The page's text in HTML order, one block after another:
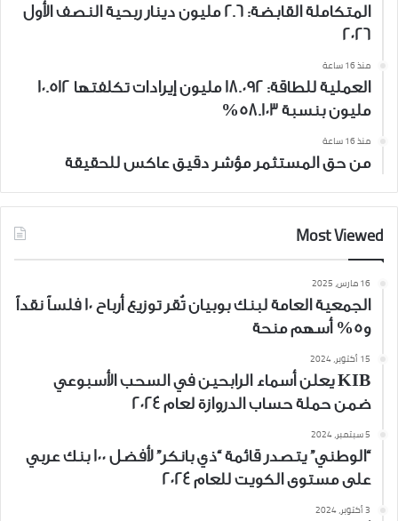
المتكاملة القابضة: 2.6 مليون دينار ربحية النصف الأول
2026
منذ 16 ساعة
العملية للطاقة: 18.092 مليون إيرادات تكلفتها 10.512
مليون بنسبة 58.103%
منذ 16 ساعة
من حق المستثمر مؤشر دقيق عاكس للحقيقة
Most Viewed
16 مارس، 2025
الجمعية العامة لبنك بوبيان تُقر توزيع أرباح 10 فلساً نقداً
و5% أسهم منحة
15 أكتوبر، 2024
KIB يعلن أسماء الرابحين في السحب الأسبوعي
ضمن حملة حساب الدروازة لعام 2024
5 سبتمبر، 2024
“الوطني” يتصدر قائمة “ذي بانكر” لأفضل 100 بنك عربي
على مستوى الكويت للعام 2024
3 أكتوبر، 2024